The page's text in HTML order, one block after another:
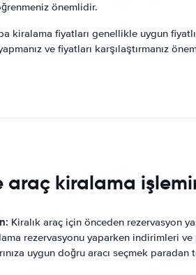
önemlidir.
kiralama fiyatları genellikle uygun
ve fiyatları karşılaştırmanız
kiralama
Kiralık araç için önceden rezervasyon
rezervasyonu yaparken indirimleri ve
uygun doğru aracı seçmek